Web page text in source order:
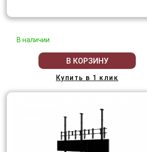
В наличии
В КОРЗИНУ
Купить в 1 клик